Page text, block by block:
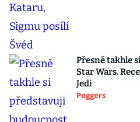
Přesně takhle
Star Wars.
Jedi
Poggers